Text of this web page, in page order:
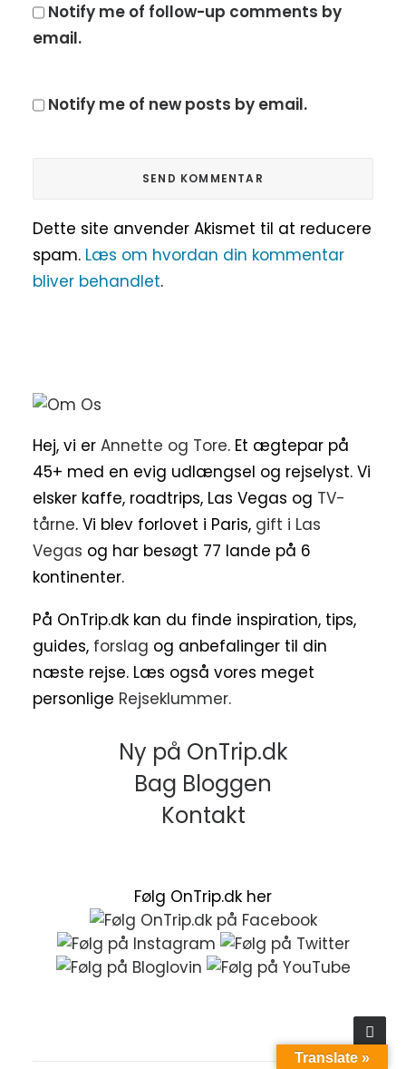
Notify me of follow-up comments by
email.
Notify me of new posts by email.
Dette site anvender Akismet til at reducere
spam. Læs om hvordan din kommentar
bliver behandlet.
Hej, vi er Annette og Tore. Et ægtepar på
45+ med en evig udlængsel og rejselyst. Vi
elsker kaffe, roadtrips, Las Vegas og TV-
tårne. Vi blev forlovet i Paris, gift i Las
Vegas og har besøgt 77 lande på 6
kontinenter.
På OnTrip.dk kan du finde inspiration, tips,
guides, forslag og anbefalinger til din
næste rejse. Læs også vores meget
personlige Rejseklummer.
Ny på OnTrip.dk
Bag Bloggen
Kontakt
Følg OnTrip.dk her
Translate »